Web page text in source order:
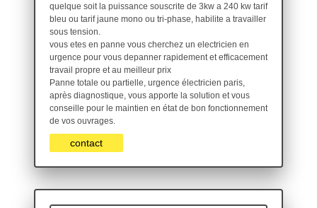
quelque soit la puissance souscrite de 3kw a 240 kw tarif
bleu ou tarif jaune mono ou tri-phase, habilite a travailler
sous tension.
vous etes en panne vous cherchez un electricien en
urgence pour vous depanner rapidement et efficacement
travail propre et au meilleur prix
Panne totale ou partielle, urgence électricien paris,
après diagnostique, vous apporte la solution et vous
conseille pour le maintien en état de bon fonctionnement
de vos ouvrages.
contact